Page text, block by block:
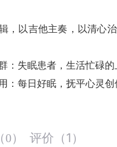
，以吉他主奏，以清心
：失眠患者，生活忙碌
：每日好眠，抚平心灵
（0） 评价 （1 ）